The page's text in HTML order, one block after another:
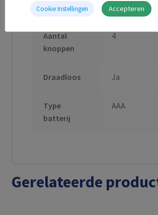
gevoeligheid
1600 DPI
Aantal
knoppen
4
Draadloos Ja
Type
batterij
AAA
Gerelateerde
Cookie Instellingen Accepteren